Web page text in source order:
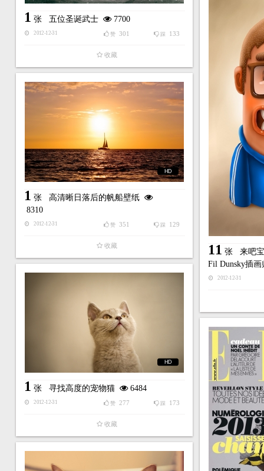
1 张 五位圣诞武士 7700
2012-12-31 踩 133
赞 301
收藏
11 张 来吧
Fil Dunsky插画
2012-12-31
HD
1 张 高清晰日落后的帆船壁纸
8310
2012-12-31 踩 129
赞 351
收藏
HD
1 张 寻找高度的宠物猫 6484
2012-12-31 踩 173
赞 277
收藏